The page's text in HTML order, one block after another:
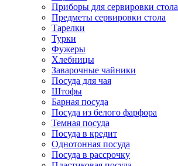
Приборы для сервировки стола
Предметы сервировки стола
Тарелки
Турки
Фужеры
Хлебницы
Заварочные чайники
Посуда для чая
Штофы
Барная посуда
Посуда из белого фарфора
Темная посуда
Посуда в кредит
Однотонная посуда
Посуда в рассрочку